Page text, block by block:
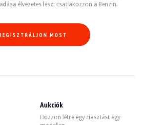
Cayman S 42 500 km-t futott, ahogy azt a
élvezetes lesz: csatlakozzon a Benzin.
MOST
Aukciók
Hozzon létre egy riasztást egy